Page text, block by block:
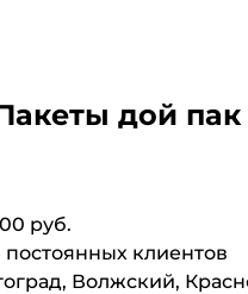
дой
руб.
клиентов
Волжский,